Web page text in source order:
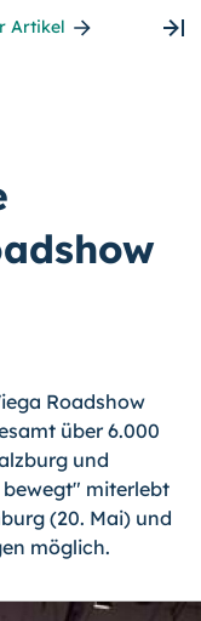
Artikel
Roadshow
über 6.000
und
miterlebt
(20. Mai) und
möglich.